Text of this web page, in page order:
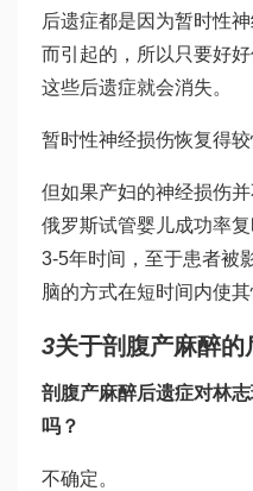
后遗症都是因为暂时性
而引起的，所以只要好
这些后遗症就会消失。
暂时性神经损伤恢复得
但如果产妇的神经损伤
俄罗斯试管婴儿成功率
3-5年时间，至于患者被
脑的方式在短时间内使其
3关于剖腹产麻醉
剖腹产麻醉后遗症对林
吗？
不确定。